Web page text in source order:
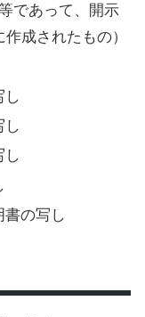
であって、開示
成されたもの）
し
し
し
の写し